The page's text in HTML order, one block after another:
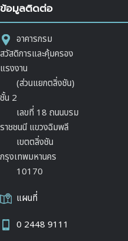
ข้อมูลติดต่อ
อาคารกรม
สวัสดิการและคุ้มครอง
แรงงาน
(ส่วนแยกตลิ่งชัน)
ชั้น 2
เลขที่ 18 ถนนบรม
ราชชนนี แขวงฉิมพลี
เขตตลิ่งชัน
กรุงเทพมหานคร
10170
แผนที่
0 2448 9111